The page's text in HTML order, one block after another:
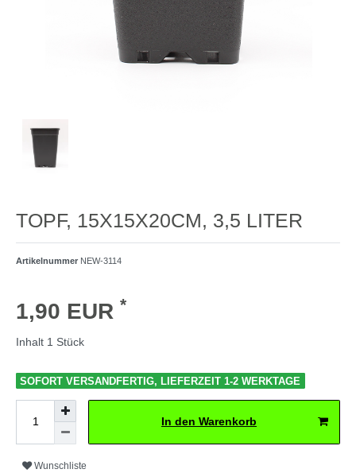
TOPF, 15X15X20CM, 3,5 LITER
Artikelnummer NEW-3114
1,90 EUR *
Inhalt 1 Stück
SOFORT VERSANDFERTIG, LIEFERZEIT 1-2 WERKTAGE
In den Warenkorb
Wunschliste